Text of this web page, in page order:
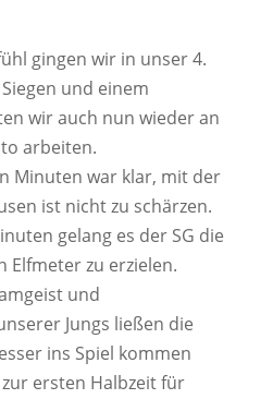
gingen wir in unser 4.
und einem
wir auch nun wieder an
arbeiten.
Minuten war klar, mit der
ist nicht zu schärzen.
gelang es der SG die
Elfmeter zu erzielen.
und
Jungs ließen die
ins Spiel kommen
ersten Halbzeit für